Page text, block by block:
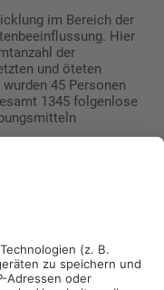
im Bereich der
Hier
der
und öteten
45 Personen
1345 folgenlose
führten rund 1500
hierbei neben
und